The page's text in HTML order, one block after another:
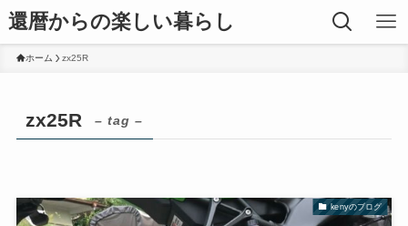
還暦からの楽しい暮らし
ホーム zx25R
zx25R – tag –
kenyのブログ